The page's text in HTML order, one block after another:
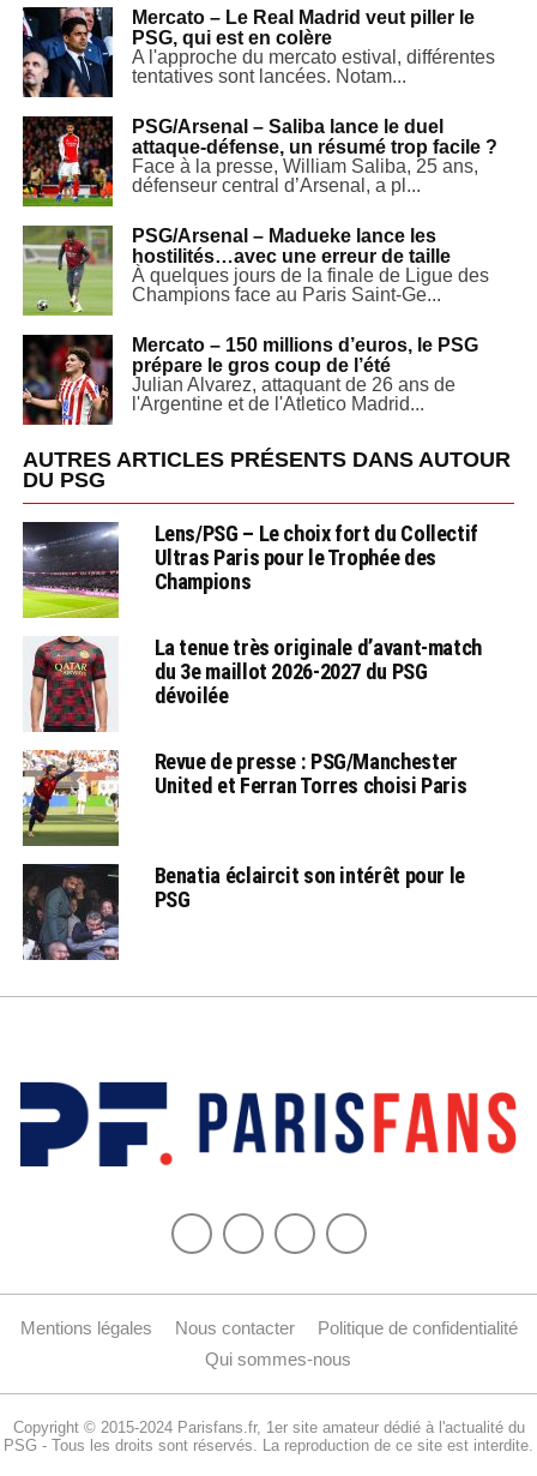
Mercato – Le Real Madrid veut piller le
PSG, qui est en colère
A l'approche du mercato estival, différentes
tentatives sont lancées. Notam...
PSG/Arsenal – Saliba lance le duel
attaque-défense, un résumé trop facile ?
Face à la presse, William Saliba, 25 ans,
défenseur central d’Arsenal, a pl...
PSG/Arsenal – Madueke lance les
hostilités…avec une erreur de taille
À quelques jours de la finale de Ligue des
Champions face au Paris Saint-Ge...
Mercato – 150 millions d’euros, le PSG
prépare le gros coup de l’été
Julian Alvarez, attaquant de 26 ans de
l'Argentine et de l'Atletico Madrid...
AUTRES ARTICLES PRÉSENTS DANS AUTOUR
DU PSG
Lens/PSG – Le choix fort du Collectif
Ultras Paris pour le Trophée des
Champions
La tenue très originale d’avant-match
du 3e maillot 2026-2027 du PSG
dévoilée
Revue de presse : PSG/Manchester
United et Ferran Torres choisi Paris
Benatia éclaircit son intérêt pour le
PSG
Mentions légales Nous contacter
Politique de confidentialité
Qui sommes-nous
Copyright © 2015-2024 Parisfans.fr, 1er site amateur dédié à l'actualité du
PSG - Tous les droits sont réservés. La reproduction de ce site est interdite.